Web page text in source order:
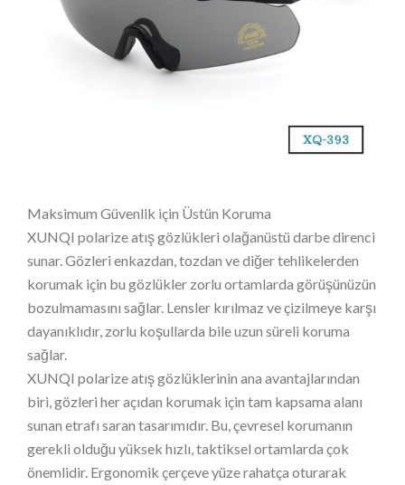
Maksimum Güvenlik için Üstün Koruma
XUNQI polarize atış gözlükleri olağanüstü darbe direnci
sunar. Gözleri enkazdan, tozdan ve diğer tehlikelerden
korumak için bu gözlükler zorlu ortamlarda görüşünüzün
bozulmamasını sağlar. Lensler kırılmaz ve çizilmeye karşı
dayanıklıdır, zorlu koşullarda bile uzun süreli koruma
sağlar.
XUNQI polarize atış gözlüklerinin ana avantajlarından
biri, gözleri her açıdan korumak için tam kapsama alanı
sunan etrafı saran tasarımıdır. Bu, çevresel korumanın
gerekli olduğu yüksek hızlı, taktiksel ortamlarda çok
önemlidir. Ergonomik çerçeve yüze rahatça oturarak